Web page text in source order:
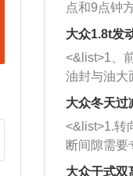
杂物推到排
三元催化器
西取出来
的堵塞，就
洗剂对堵塞
放在燃油箱
动时，就可
室，最后
点和9点钟
方向做一
一圈半的
圈数。
习，这样就
驾驶车辆
向。
大众1.8t发
<&list>1、
油封与油大
和发动机
逐渐减弱
活塞间隙过
的间隙扩大
造成烧机油
大众冬天过
<&list>1.转
断间隙需要
无法制作
大众干式双